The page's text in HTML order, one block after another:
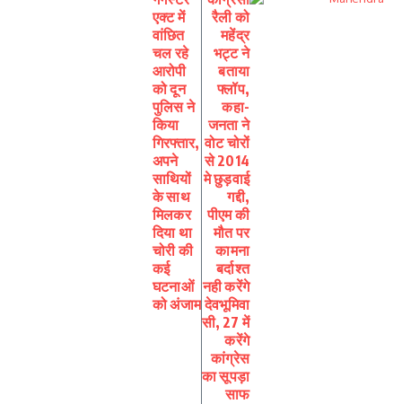
एक्ट में
वांछित
चल रहे
आरोपी
को दून
पुलिस ने
किया
गिरफ्तार,
अपने
साथियों
के साथ
मिलकर
दिया था
चोरी की
कई
घटनाओं
को अंजाम
रैली को
महेंद्र
भट्ट ने
बताया
फ्लॉप,
कहा-
जनता ने
वोट चोरों
से 2014
मे छुड़वाई
गद्दी,
पीएम की
मौत पर
कामना
बर्दाश्त
नही करेंगे
देवभूमिवा
सी, 27 में
करेंगे
कांग्रेस
का सूपड़ा
साफ